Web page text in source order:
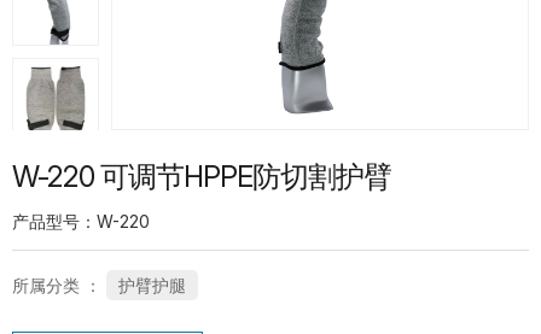
SP-CN-21G-WH 礼仪手套
W-220 可调节HPPE防切割护臂
产品型号：W-220
所属分类 ： 护臂护腿